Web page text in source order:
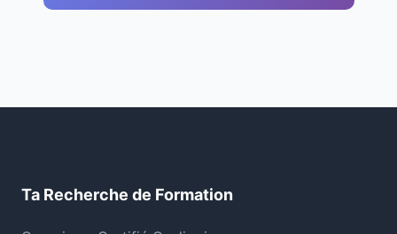
Ta Recherche de Formation